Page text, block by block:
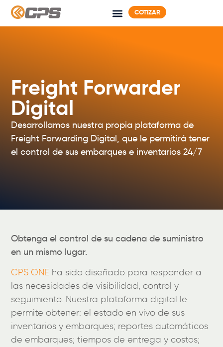
COTIZAR
Freight Forwarder
Digital
Desarrollamos nuestra propia plataforma de
Freight Forwarding Digital, que le permitirá tener
el control de sus embarques e inventarios 24/7
Obtenga el control de su cadena de suministro
en un mismo lugar.
CPS ONE ha sido diseñado para responder a
las necesidades de visibilidad, control y
seguimiento. Nuestra plataforma digital le
permite obtener: el estado en vivo de sus
inventarios y embarques; reportes automáticos
de embarques; tiempos de entrega y costos;